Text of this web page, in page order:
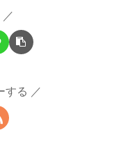
する